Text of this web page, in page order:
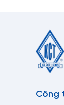
Công